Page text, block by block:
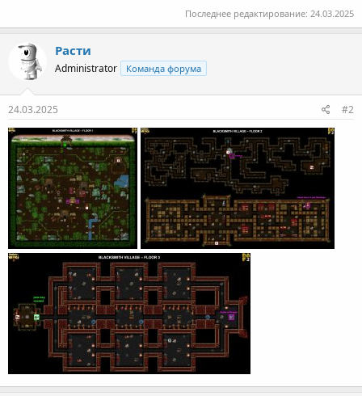
Последнее редактирование: 24.03.2025
Расти
Administrator Команда форума
24.03.2025 #2